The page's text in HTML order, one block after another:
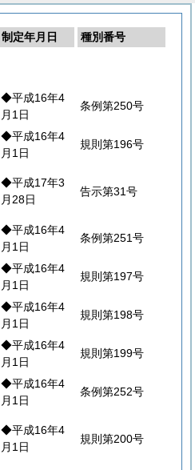
制定年月日
種別番号
◆平成16年4
月1日
条例第250号
◆平成16年4
月1日
規則第196号
◆平成17年3
月28日
告示第31号
◆平成16年4
月1日
条例第251号
◆平成16年4
月1日
規則第197号
◆平成16年4
月1日
規則第198号
◆平成16年4
月1日
規則第199号
◆平成16年4
月1日
条例第252号
◆平成16年4
月1日
規則第200号